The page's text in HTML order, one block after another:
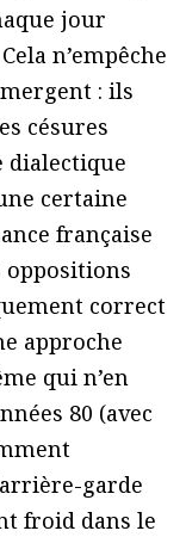
jour
n’empêche
: ils
césures
dialectique
certaine
française
oppositions
correct
approche
qui n’en
80 (avec
garde
froid dans le